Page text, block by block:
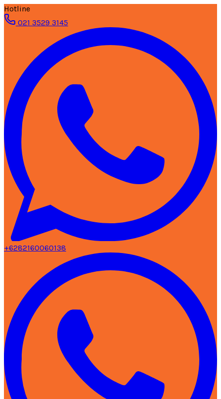
Hotline
021 3529 3145
+6282160060138